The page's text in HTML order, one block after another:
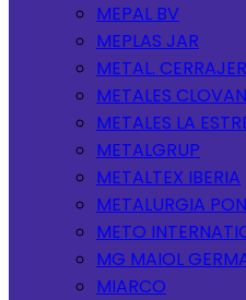
MEPAL BV
MEPLAS JAR
METAL.
METALES CLOVAN
METALES LA
METALGRUP
METALTEX IBERIA
METALURGIA
METO
MG MAIOL
MIARCO